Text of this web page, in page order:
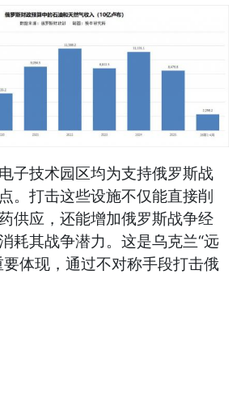
子技术园区均为支持俄罗斯战
。打击这些设施不仅能直接削
供应，还能增加俄罗斯战争经
耗其战争潜力。这是乌克兰“远
体现，通过不对称手段打击俄